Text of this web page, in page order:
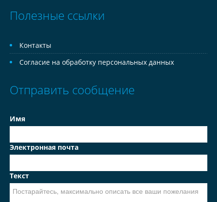
Полезные ссылки
Контакты
Согласие на обработку персональных данных
Отправить сообщение
Имя
Электронная почта
Текст